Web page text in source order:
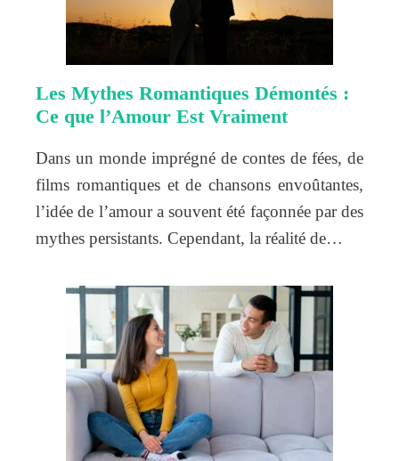
Les Mythes Romantiques Démontés :
Ce que l’Amour Est Vraiment
Dans un monde imprégné de contes de fées, de
films romantiques et de chansons envoûtantes,
l’idée de l’amour a souvent été façonnée par des
mythes persistants. Cependant, la réalité de…